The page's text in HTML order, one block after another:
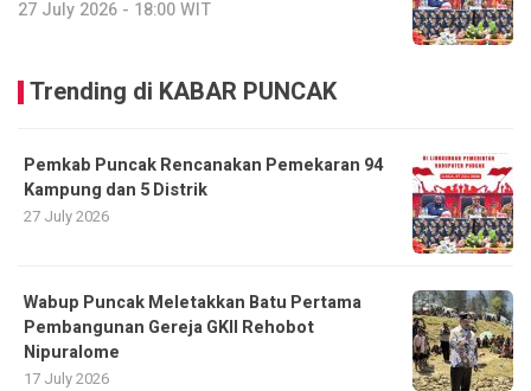
27 July 2026 - 18:00 WIT
Trending di KABAR PUNCAK
Pemkab Puncak Rencanakan Pemekaran 94
Kampung dan 5 Distrik
27 July 2026
Wabup Puncak Meletakkan Batu Pertama
Pembangunan Gereja GKII Rehobot
Nipuralome
17 July 2026